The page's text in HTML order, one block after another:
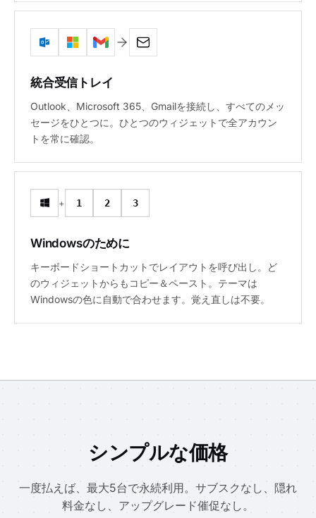
統合受信トレイ
Outlook、Microsoft 365、Gmailを接続し、すべてのメッ
セージをひとつに。ひとつのウィジェットで全アカウン
トを常に確認。
+ 1 2 3
Windowsのために
キーボードショートカットでレイアウトを呼び出し。ど
のウィジェットからもコピー＆ペースト。テーマは
Windowsの色に自動で合わせます。覚え直しは不要。
シンプルな価格
一度払えば、最大5台で永続利用。サブスクなし、隠れ
料金なし、アップグレード催促なし。